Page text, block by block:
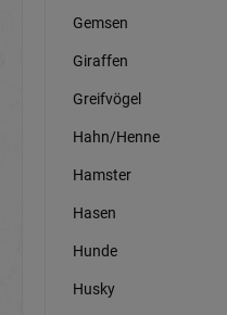
Gemsen
Giraffen
Greifvögel
Hahn/Henne
Hamster
Hasen
Hunde
Husky